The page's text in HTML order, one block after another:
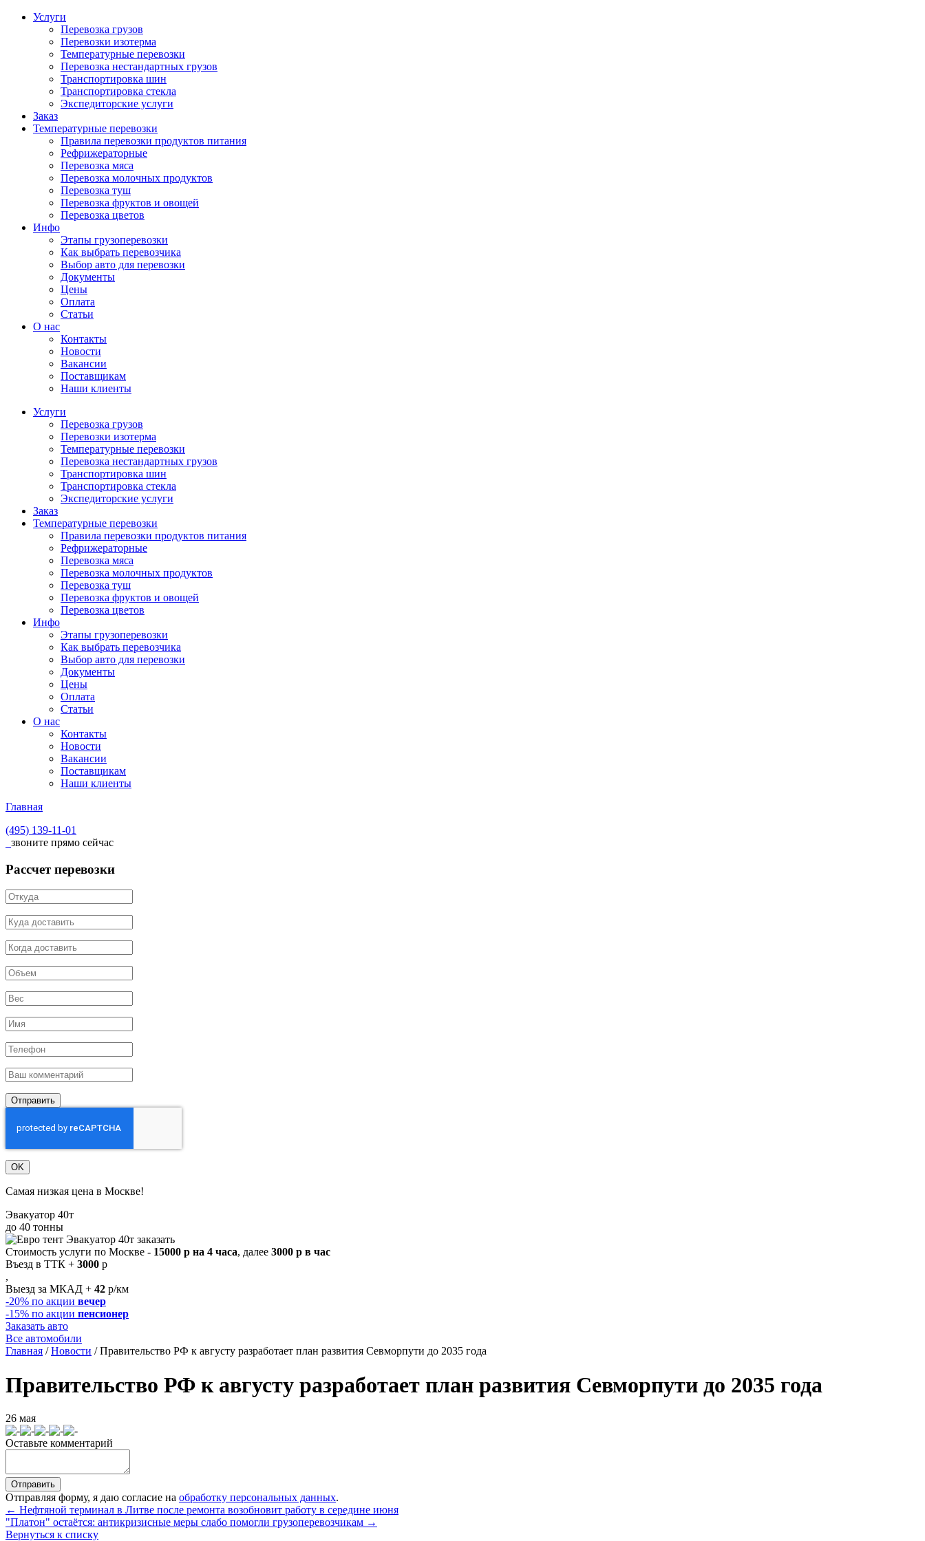
Услуги
Перевозка грузов
Перевозки изотерма
Температурные перевозки
Перевозка нестандартных грузов
Транспортировка шин
Транспортировка стекла
Экспедиторские услуги
Заказ
Температурные перевозки
Правила перевозки продуктов питания
Рефрижераторные
Перевозка мяса
Перевозка молочных продуктов
Перевозка туш
Перевозка фруктов и овощей
Перевозка цветов
Инфо
Этапы грузоперевозки
Как выбрать перевозчика
Выбор авто для перевозки
Документы
Цены
Оплата
Статьи
О нас
Контакты
Новости
Вакансии
Поставщикам
Наши клиенты
Услуги
Перевозка грузов
Перевозки изотерма
Температурные перевозки
Перевозка нестандартных грузов
Транспортировка шин
Транспортировка стекла
Экспедиторские услуги
Заказ
Температурные перевозки
Правила перевозки продуктов питания
Рефрижераторные
Перевозка мяса
Перевозка молочных продуктов
Перевозка туш
Перевозка фруктов и овощей
Перевозка цветов
Инфо
Этапы грузоперевозки
Как выбрать перевозчика
Выбор авто для перевозки
Документы
Цены
Оплата
Статьи
О нас
Контакты
Новости
Вакансии
Поставщикам
Наши клиенты
Главная
(495) 139-11-01
звоните прямо сейчас
Рассчет перевозки
Отправить
OK
Самая низкая цена в Москве!
Эвакуатор 40т
до 40 тонны
Стоимость услуги по Москве - 15000 р на 4 часа, далее 3000 р в час
Въезд в ТТК + 3000 р
,
Выезд за МКАД + 42 р/км
-20% по акции вечер
-15% по акции пенсионер
Заказать авто
Все автомобили
Главная /Новости /Правительство РФ к августу разработает план развития Севморпути до 2035 года
Правительство РФ к августу разработает план развития Севморпути до 2035 года
26 мая
Оставьте комментарий
Отправляя форму, я даю согласие на обработку персональных данных.
← Нефтяной терминал в Литве после ремонта возобновит работу в середине июня
"Платон" остаётся: антикризисные меры слабо помогли грузоперевозчикам →
Вернуться к списку